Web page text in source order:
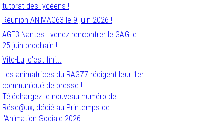
tutorat des lycéens !
Réunion ANIMAG63 le 9 juin 2026 !
AGE3 Nantes : venez rencontrer le GAG le
25 juin prochain !
Vite-Lu, c'est fini...
Les animatrices du RAG77 rédigent leur 1er
communiqué de presse !
Téléchargez le nouveau numéro de
Rése@ux, dédié au Printemps de
l'Animation Sociale 2026 !